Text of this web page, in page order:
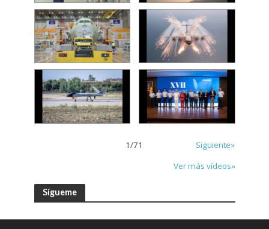
1/71
Siguiente»
Ver más vídeos»
Sígueme